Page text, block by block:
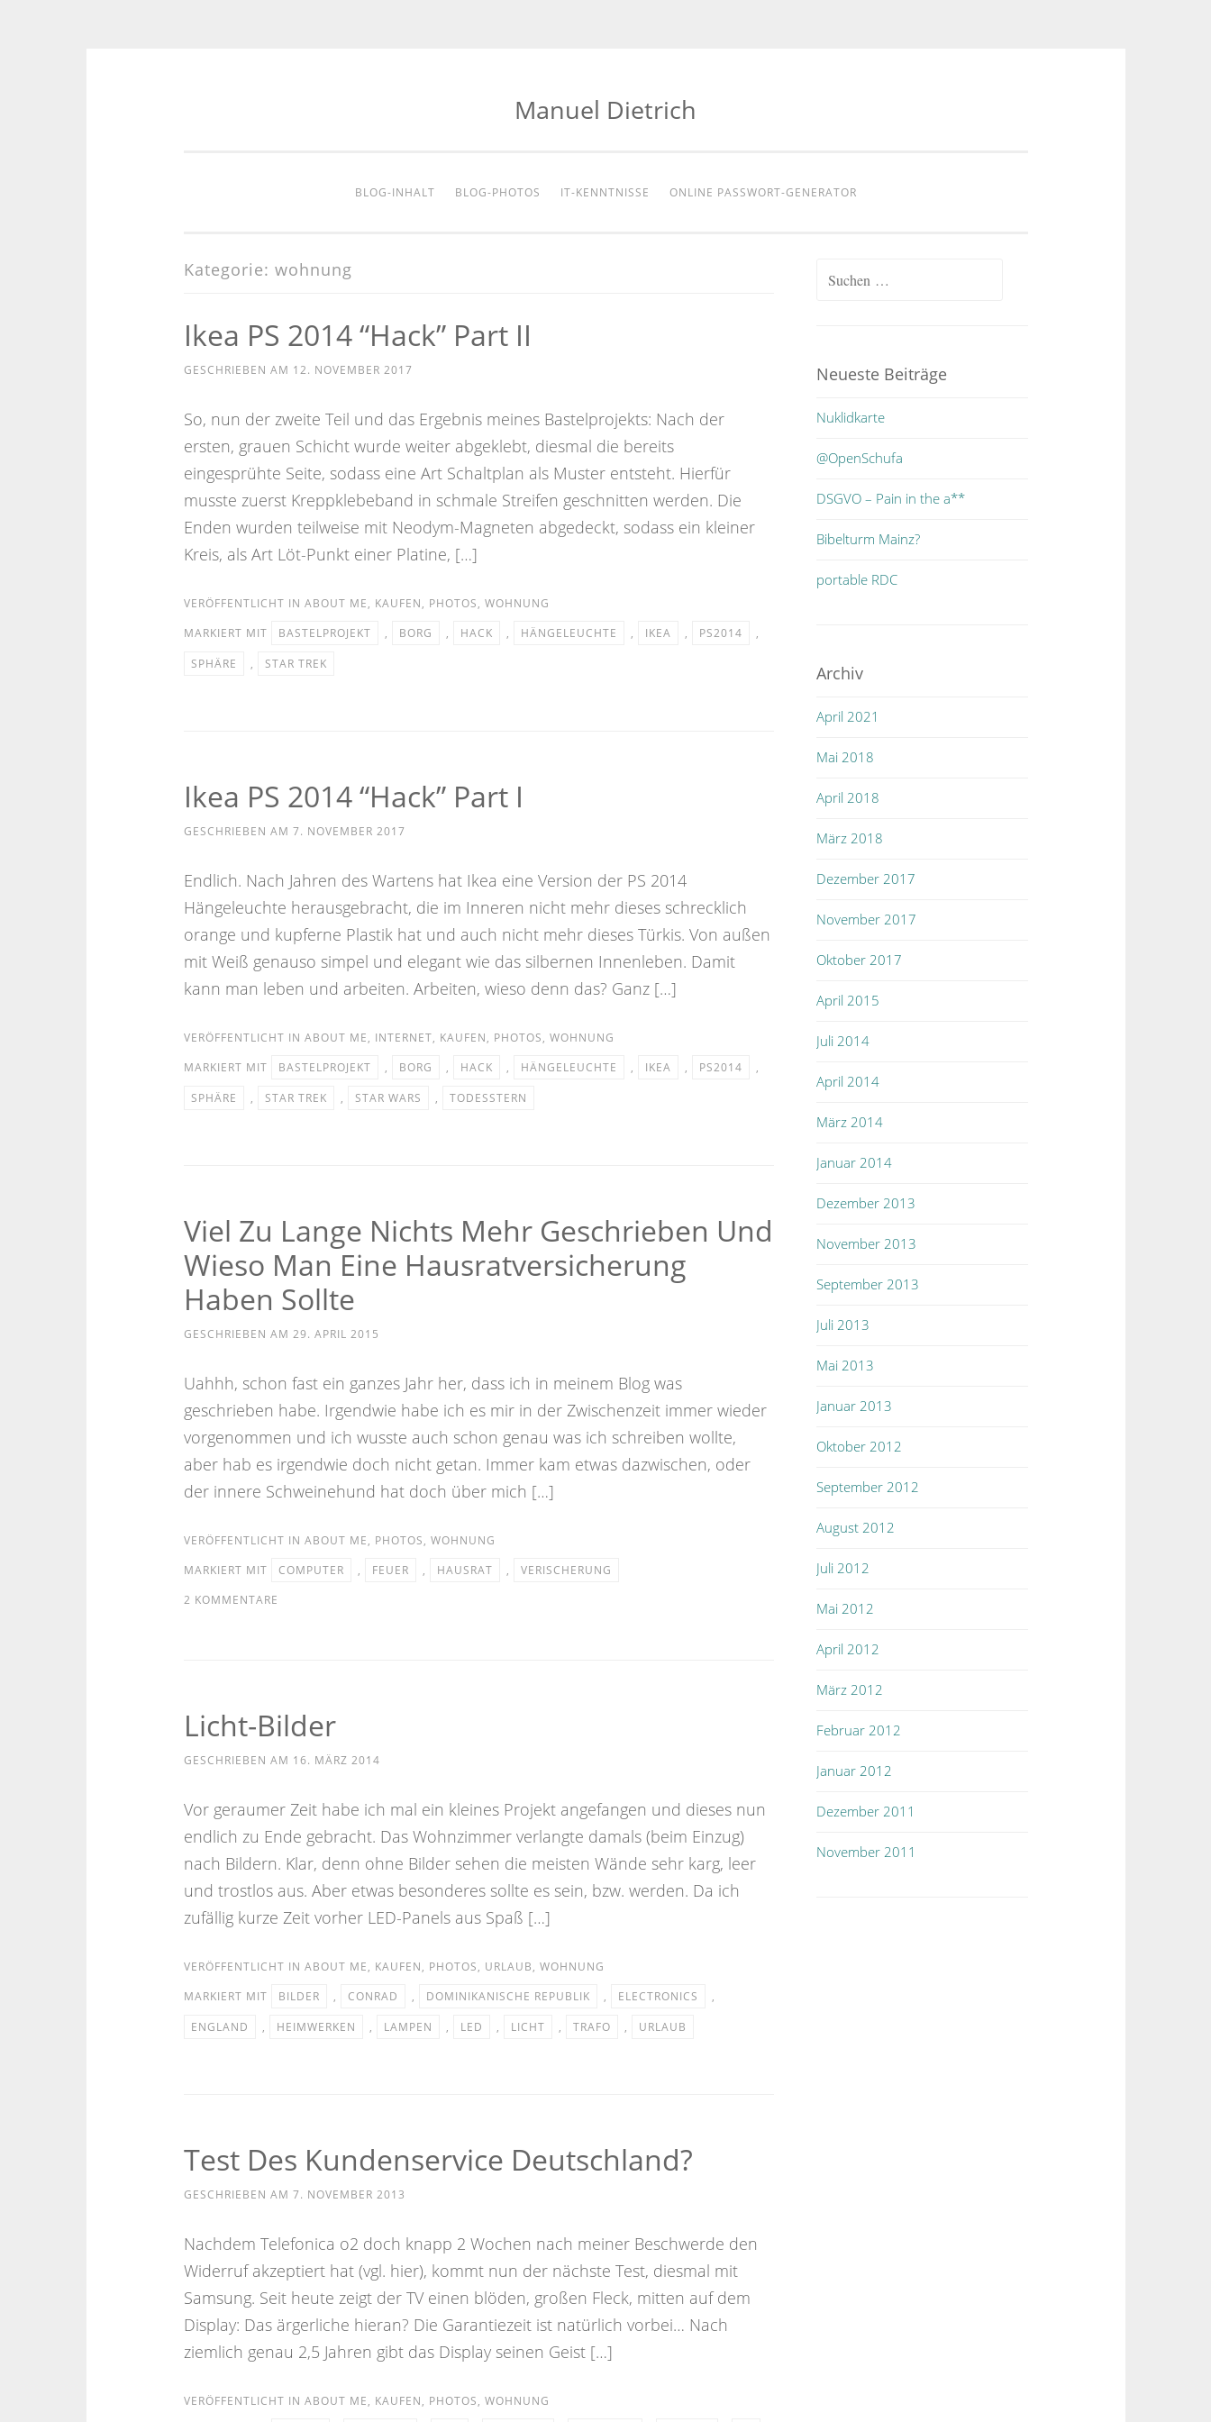
Manuel Dietrich
BLOG-INHALT BLOG-PHOTOS IT-KENNTNISSE ONLINE PASSWORT-GENERATOR
Kategorie: wohnung
Ikea PS 2014 “Hack” Part II
GESCHRIEBEN AM 12. NOVEMBER 2017
So, nun der zweite Teil und das Ergebnis meines Bastelprojekts: Nach der
ersten, grauen Schicht wurde weiter abgeklebt, diesmal die bereits
eingesprühte Seite, sodass eine Art Schaltplan als Muster entsteht. Hierfür
musste zuerst Kreppklebeband in schmale Streifen geschnitten werden. Die
Enden wurden teilweise mit Neodym-Magneten abgedeckt, sodass ein kleiner
Kreis, als Art Löt-Punkt einer Platine, […]
VERÖFFENTLICHT IN ABOUT ME, KAUFEN, PHOTOS, WOHNUNG
MARKIERT MIT
BASTELPROJEKT , BORG , HACK , HÄNGELEUCHTE , IKEA , PS2014
,
SPHÄRE
, STAR TREK
Ikea PS 2014 “Hack” Part I
GESCHRIEBEN AM 7. NOVEMBER 2017
Endlich. Nach Jahren des Wartens hat Ikea eine Version der PS 2014
Hängeleuchte herausgebracht, die im Inneren nicht mehr dieses schrecklich
orange und kupferne Plastik hat und auch nicht mehr dieses Türkis. Von außen
mit Weiß genauso simpel und elegant wie das silbernen Innenleben. Damit
kann man leben und arbeiten. Arbeiten, wieso denn das? Ganz […]
VERÖFFENTLICHT IN ABOUT ME, INTERNET, KAUFEN, PHOTOS, WOHNUNG
MARKIERT MIT
BASTELPROJEKT , BORG , HACK , HÄNGELEUCHTE , IKEA , PS2014
,
SPHÄRE
, STAR TREK , STAR WARS , TODESSTERN
Viel Zu Lange Nichts Mehr Geschrieben Und
Wieso Man Eine Hausratversicherung
Haben Sollte
GESCHRIEBEN AM 29. APRIL 2015
Uahhh, schon fast ein ganzes Jahr her, dass ich in meinem Blog was
geschrieben habe. Irgendwie habe ich es mir in der Zwischenzeit immer wieder
vorgenommen und ich wusste auch schon genau was ich schreiben wollte,
aber hab es irgendwie doch nicht getan. Immer kam etwas dazwischen, oder
der innere Schweinehund hat doch über mich […]
VERÖFFENTLICHT IN ABOUT ME, PHOTOS, WOHNUNG
MARKIERT MIT
COMPUTER , FEUER , HAUSRAT ,
VERISCHERUNG
2 KOMMENTARE
Licht-Bilder
GESCHRIEBEN AM 16. MÄRZ 2014
Vor geraumer Zeit habe ich mal ein kleines Projekt angefangen und dieses nun
endlich zu Ende gebracht. Das Wohnzimmer verlangte damals (beim Einzug)
nach Bildern. Klar, denn ohne Bilder sehen die meisten Wände sehr karg, leer
und trostlos aus. Aber etwas besonderes sollte es sein, bzw. werden. Da ich
zufällig kurze Zeit vorher LED-Panels aus Spaß […]
VERÖFFENTLICHT IN ABOUT ME, KAUFEN, PHOTOS, URLAUB, WOHNUNG
MARKIERT MIT
BILDER , CONRAD , DOMINIKANISCHE REPUBLIK , ELECTRONICS
,
ENGLAND
, HEIMWERKEN , LAMPEN , LED , LICHT , TRAFO , URLAUB
Test Des Kundenservice Deutschland?
GESCHRIEBEN AM 7. NOVEMBER 2013
Nachdem Telefonica o2 doch knapp 2 Wochen nach meiner Beschwerde den
Widerruf akzeptiert hat (vgl. hier), kommt nun der nächste Test, diesmal mit
Samsung. Seit heute zeigt der TV einen blöden, großen Fleck, mitten auf dem
Display: Das ärgerliche hieran? Die Garantiezeit ist natürlich vorbei… Nach
ziemlich genau 2,5 Jahren gibt das Display seinen Geist […]
VERÖFFENTLICHT IN ABOUT ME, KAUFEN, PHOTOS, WOHNUNG
Suchen
Neueste Beiträge
Nuklidkarte
@OpenSchufa
DSGVO – Pain in the a**
Bibelturm Mainz?
portable RDC
Archiv
April 2021
Mai 2018
April 2018
März 2018
Dezember 2017
November 2017
Oktober 2017
April 2015
Juli 2014
April 2014
März 2014
Januar 2014
Dezember 2013
November 2013
September 2013
Juli 2013
Mai 2013
Januar 2013
Oktober 2012
September 2012
August 2012
Juli 2012
Mai 2012
April 2012
März 2012
Februar 2012
Januar 2012
Dezember 2011
November 2011